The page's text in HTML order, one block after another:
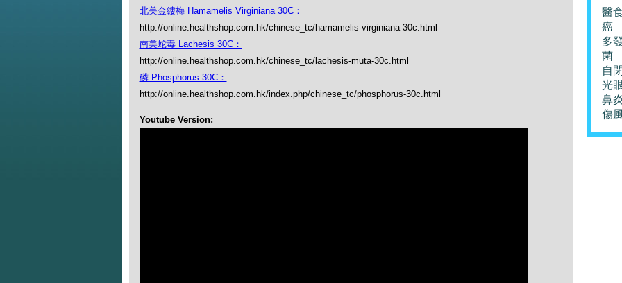
北美金縷梅 Hamamelis Virginiana 30C：
http://online.healthshop.com.hk/chinese_tc/hamamelis-virginiana-30c.html
南美蛇毒 Lachesis 30C：
http://online.healthshop.com.hk/chinese_tc/lachesis-muta-30c.html
磷 Phosphorus 30C：
http://online.healthshop.com.hk/index.php/chinese_tc/phosphorus-30c.html
Youtube Version:
醫
癌
多
菌
自
光
鼻
傷